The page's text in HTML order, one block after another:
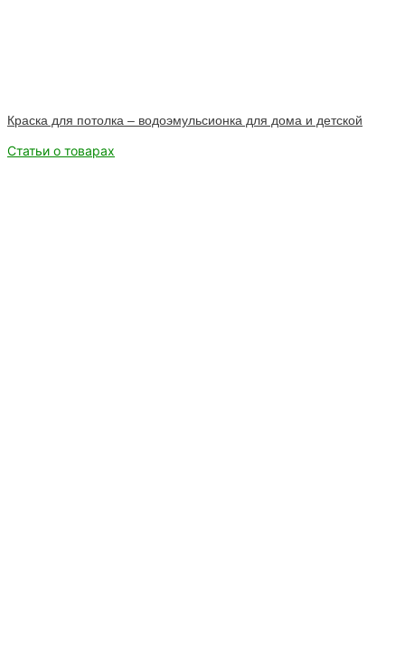
Краска для потолка – водоэмульсионка для дома и детской
Статьи о товарах